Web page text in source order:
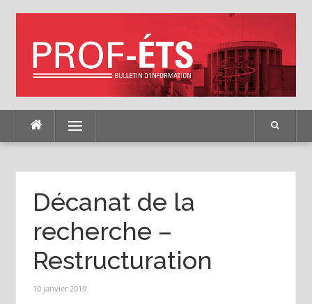
Menu
Décanat de la
recherche –
Restructuration
10 janvier 2019